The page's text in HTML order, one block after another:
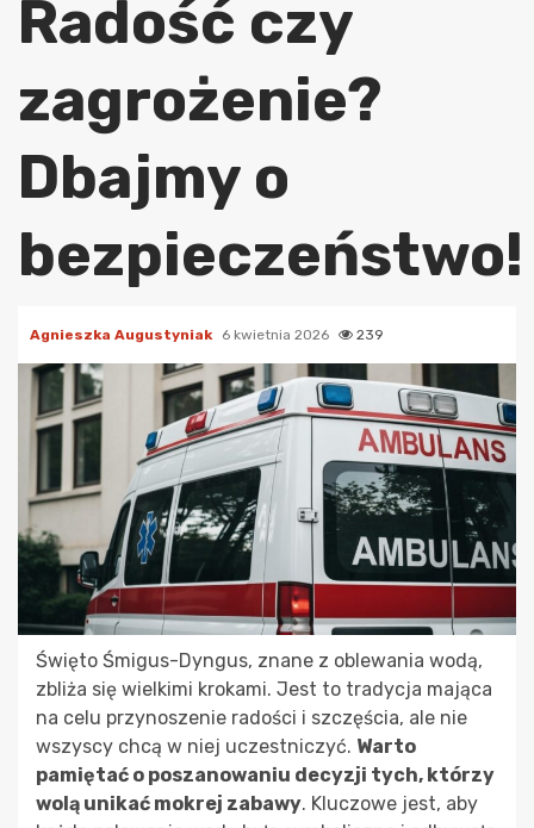
Radość czy
zagrożenie?
Dbajmy o
bezpieczeństwo!
Agnieszka Augustyniak 6 kwietnia 2026 239
Święto Śmigus-Dyngus, znane z oblewania wodą,
zbliża się wielkimi krokami. Jest to tradycja mająca
na celu przynoszenie radości i szczęścia, ale nie
wszyscy chcą w niej uczestniczyć. Warto
pamiętać o poszanowaniu decyzji tych, którzy
wolą unikać mokrej zabawy. Kluczowe jest, aby